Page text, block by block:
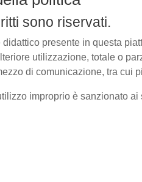
sono riservati.
didattico presente in questa
utilizzazione, totale o
di comunicazione, tra cui
improprio è sanzionato